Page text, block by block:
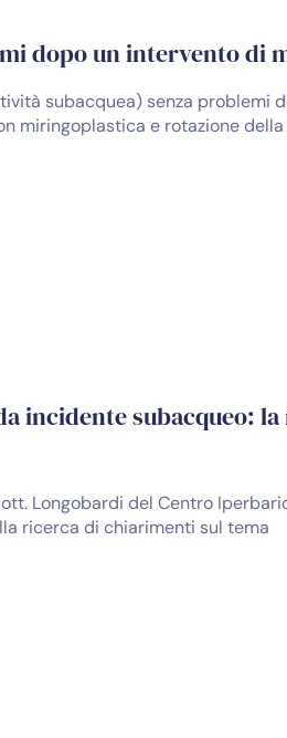
dopo un intervento di
subacquea) senza problemi
miringoplastica e rotazione
incidente subacqueo:
Longobardi del Centro
ricerca di chiarimenti sul tema